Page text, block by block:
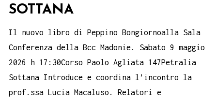
SOTTANA
Il nuovo libro di Peppino Bongiornoalla Sala
Conferenza della Bcc Madonie. Sabato 9 maggio
2026 h 17:30Corso Paolo Agliata 147Petralia
Sottana Introduce e coordina l’incontro la
prof.ssa Lucia Macaluso. Relatori e